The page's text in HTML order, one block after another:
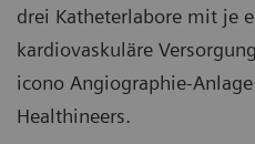
drei Katheterlabore mit je
kardiovaskuläre
icono Angiographie-
Healthineers.